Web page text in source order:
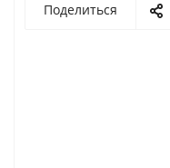
Поделиться